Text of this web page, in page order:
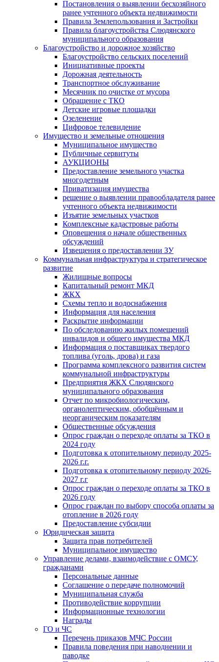
Постановления о выявлении бесхозяйного
ранее учтенного объекта недвижимости
Правила Землепользования и Застройки
Правила благоустройства Слюдянского
муниципального образования
Благоустройство и дорожное хозяйство
Благоустройство сельских поселений
Инициативные проекты
Дорожная деятельность
Транспортное обслуживание
Месячник по очистке от мусора
Обращение с ТКО
Детские игровые площадки
Озеленение
Цифровое телевидение
Имущество и земельные отношения
Муниципальное имущество
Публичные сервитуты
АУКЦИОНЫ
Предоставление земельного участка
многодетным
Приватизация имущества
решение о выявлении правообладателя ранее
учтенного объекта недвижимости
Изъятие земельных участков
Комплексные кадастровые работы
Оповещения о начале общественных
обсуждений
Извещения о предоставлении ЗУ
Коммунальная инфраструктура и стратегическое
развитие
Жилищные вопросы
Капитальный ремонт МКД
ЖКХ
Схемы тепло и водоснабжения
Информация для населения
Раскрытие информации
По обследованию жилых помещений
инвалидов и общего имущества МКД
Информация о поставщиках твердого
топлива (уголь, дрова) и газа
Программа комплексного развития систем
коммунальной инфраструктуры
Предприятия ЖКХ Слюдянского
муниципального образования
Отчет по микробиологическим,
органолептическим, обобщённым и
неорганическим показателям
Общественные обсуждения
Опрос граждан о переходе оплаты за ТКО в
2024 году
Подготовка к отопительному периоду 2025-
2026 г.г.
Подготовка к отопительному периоду 2026-
2027 г.г
Опрос граждан о переходе оплаты за ТКО в
2026 году
Опрос граждан по выбору способа оплаты за
отопление в 2026 году
Предоставление субсидии
Юридическая защита
Защита прав потребителей
Муниципальное имущество
Управление делами, взаимодействие с ОМСУ,
гражданами
Персональные данные
Соглашение о передаче полномочий
Муниципальная служба
Противодействие коррупции
Информационные технологии
Награды
ГО и ЧС
Перечень приказов МЧС России
Правила поведения при наводнении и
паводке